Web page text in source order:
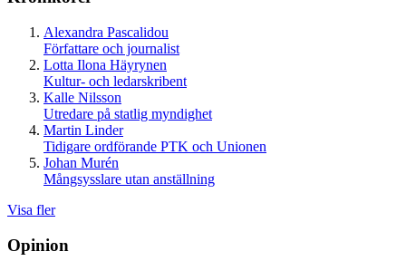
Alexandra Pascalidou
Författare och journalist
Lotta Ilona Häyrynen
Kultur- och ledarskribent
Kalle Nilsson
Utredare på statlig myndighet
Martin Linder
Tidigare ordförande PTK och Unionen
Johan Murén
Mångsysslare utan anställning
Visa fler
Opinion